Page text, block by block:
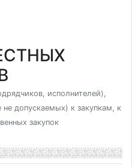
исполнителей),
допускаемых) к закупкам, к
закупок